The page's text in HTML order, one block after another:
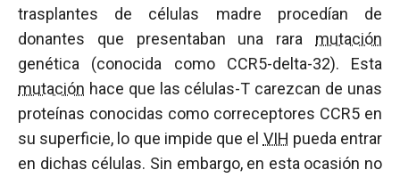
trasplantes de células madre procedían de
donantes que presentaban una rara mutación
genética (conocida como CCR5-delta-32). Esta
mutación hace que las células-T carezcan de unas
proteínas conocidas como correceptores CCR5 en
su superficie, lo que impide que el VIH pueda entrar
en dichas células. Sin embargo, en esta ocasión no